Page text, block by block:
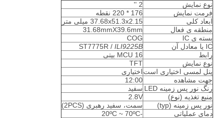
نوع نمایش
2 ''
فرمت نمایش
176 * 220 نقطه
ابعاد کلی
37.68x51.3x2.15 میلی متر
منطقه ی فعال
31.68mmX39.6mm
بسته ی IC
COG
IC یا معادل آن
ST7775R /ILI9225B
رابط
MCU 16 بیتی
نوع نمایش
TFT
پنل لمسی اختیاری استاختیاری
جهت مشاهده
12:00
رنگ نور پس زمینه LED
سفید
منبع تغذیه (نوع)
2.8V
نور پس زمینه (typ)
سمت، سفید رهبری (2PCS)
دمای عملیاتی
-20ºC ~ 70ºC